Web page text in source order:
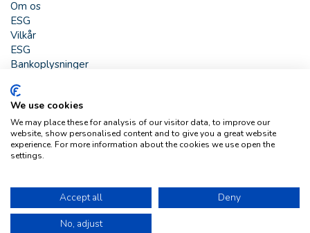
Om os
ESG
Vilkår
ESG
Bankoplysninger
HJÆLP
Buch & Holm A/S - Marielundvej 39 - DK-2730 Herlev -
Tlf. +45 44 54 00 00 - e-mail:b-h@buch-holm.dk- CVR-nr.:
DK-19993345
We use cookies
We may place these for analysis of our visitor data, to improve our
website, show personalised content and to give you a great website
experience. For more information about the cookies we use open the
settings.
Accept all
Deny
No, adjust